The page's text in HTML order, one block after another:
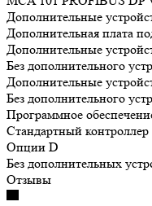
Дополнительные
Дополнительная плата
Дополнительные
Без дополнительного
Дополнительные
Без дополнительного
Программное
Cтандартный контроллер
Опции D
Без дополнительных
Отзывы